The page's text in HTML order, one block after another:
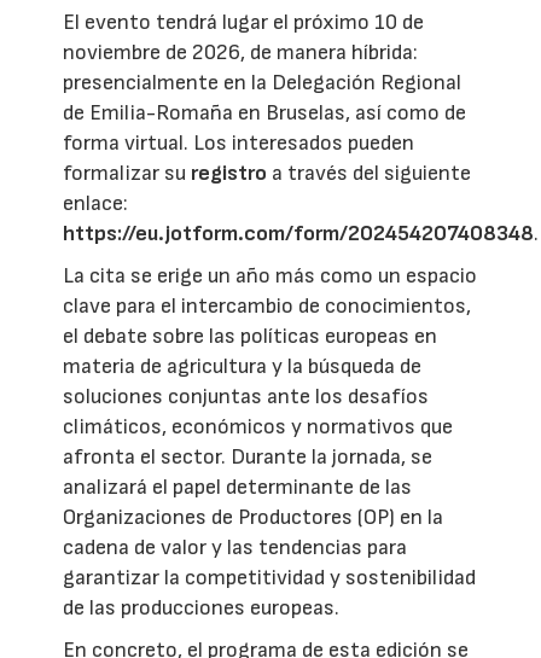
El evento tendrá lugar el próximo 10 de
noviembre de 2026, de manera híbrida:
presencialmente en la Delegación Regional
de Emilia-Romaña en Bruselas, así como de
forma virtual. Los interesados pueden
formalizar su registro a través del siguiente
enlace:
https://eu.jotform.com/form/202454207408348.
La cita se erige un año más como un espacio
clave para el intercambio de conocimientos,
el debate sobre las políticas europeas en
materia de agricultura y la búsqueda de
soluciones conjuntas ante los desafíos
climáticos, económicos y normativos que
afronta el sector. Durante la jornada, se
analizará el papel determinante de las
Organizaciones de Productores (OP) en la
cadena de valor y las tendencias para
garantizar la competitividad y sostenibilidad
de las producciones europeas.
En concreto, el programa de esta edición se